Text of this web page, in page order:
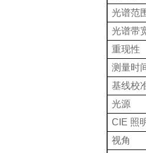
光谱范
光谱带
重现性
测量时
基线校
光源
CIE 照
视角